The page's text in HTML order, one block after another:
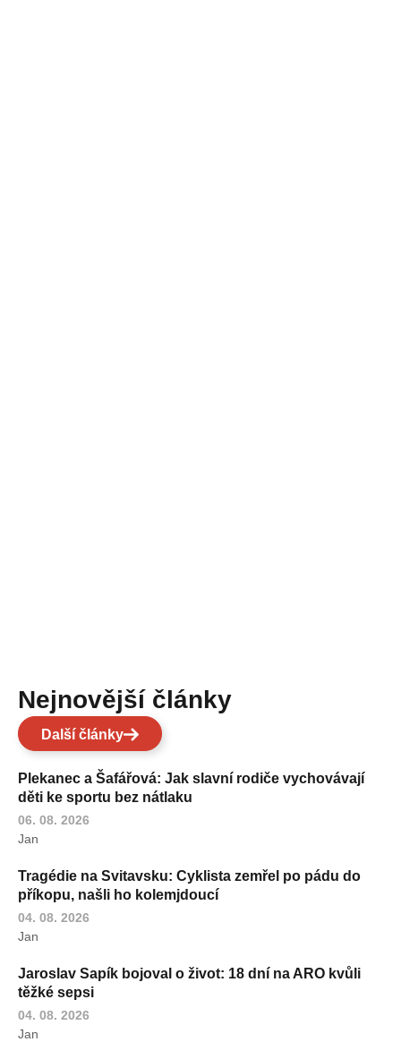
Nejnovější články
Další články
Plekanec a Šafářová: Jak slavní rodiče vychovávají
děti ke sportu bez nátlaku
06. 08. 2026
Jan
Tragédie na Svitavsku: Cyklista zemřel po pádu do
příkopu, našli ho kolemjdoucí
04. 08. 2026
Jan
Jaroslav Sapík bojoval o život: 18 dní na ARO kvůli
těžké sepsi
04. 08. 2026
Jan